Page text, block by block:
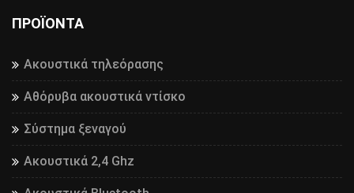
ΠΡΟΪΌΝΤΑ
Ακουστικά τηλεόρασης
Αθόρυβα ακουστικά ντίσκο
Σύστημα ξεναγού
Ακουστικά 2,4 Ghz